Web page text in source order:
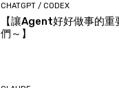
CHATGPT / CODEX
【讓Agent好好做事的重
們～】